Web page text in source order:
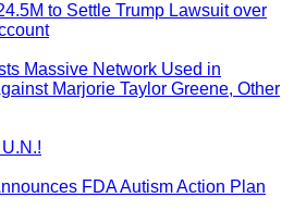
to Settle Trump Lawsuit over
Massive Network Used in
Marjorie Taylor Greene, Other
FDA Autism Action Plan